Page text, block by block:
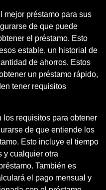
mejor préstamo para sus
de que puede
el préstamo. Esto
estable, un historial de
de ahorros. Estos
un préstamo rápido,
tener requisitos
los requisitos para obtener
de que entiende los
Esto incluye el tiempo
y cualquier otra
También es
el pago mensual y